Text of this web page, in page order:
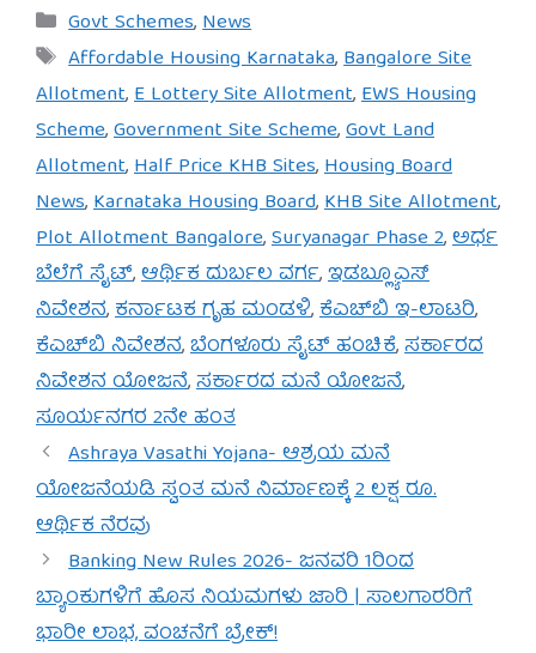
Categories
Govt Schemes,News
Tags
Affordable Housing Karnataka,Bangalore Site
Allotment,E Lottery Site Allotment,EWS Housing
Scheme,Government Site Scheme,Govt Land
Allotment,Half Price KHB Sites,Housing Board
News,Karnataka Housing Board,KHB Site Allotment,
Plot Allotment Bangalore,Suryanagar Phase 2,ಅರ್ಧ
ಬೆಲೆಗೆ ಸೈಟ್,ಆರ್ಥಿಕ ದುರ್ಬಲ ವರ್ಗ,ಇಡಬ್ಲ್ಯೂಎಸ್
ನಿವೇಶನ,ಕರ್ನಾಟಕ ಗೃಹ ಮಂಡಳಿ,ಕೆಎಚ್‌ಬಿ ಇ-ಲಾಟರಿ,
ಕೆಎಚ್‌ಬಿ ನಿವೇಶನ,ಬೆಂಗಳೂರು ಸೈಟ್ ಹಂಚಿಕೆ,ಸರ್ಕಾರದ
ನಿವೇಶನ ಯೋಜನೆ,ಸರ್ಕಾರದ ಮನೆ ಯೋಜನೆ,
ಸೂರ್ಯನಗರ 2ನೇ ಹಂತ
Ashraya Vasathi Yojana- ಆಶ್ರಯ ಮನೆ
ಯೋಜನೆಯಡಿ ಸ್ವಂತ ಮನೆ ನಿರ್ಮಾಣಕ್ಕೆ 2 ಲಕ್ಷ ರೂ.
ಆರ್ಥಿಕ ನೆರವು
Banking New Rules 2026- ಜನವರಿ 1ರಿಂದ
ಬ್ಯಾಂಕುಗಳಿಗೆ ಹೊಸ ನಿಯಮಗಳು ಜಾರಿ | ಸಾಲಗಾರರಿಗೆ
ಭಾರೀ ಲಾಭ, ವಂಚನೆಗೆ ಬ್ರೇಕ್!